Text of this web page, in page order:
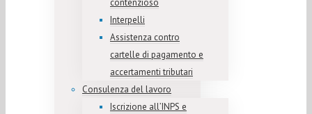
contenzioso
Interpelli
Assistenza contro
cartelle di pagamento e
accertamenti tributari
Consulenza del lavoro
Iscrizione all’INPS e